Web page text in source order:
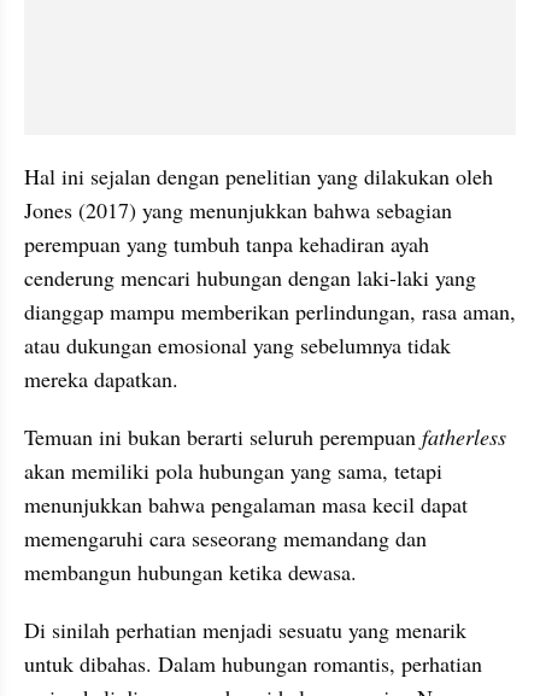
Hal ini sejalan dengan penelitian yang dilakukan oleh
Jones (2017) yang menunjukkan bahwa sebagian
perempuan yang tumbuh tanpa kehadiran ayah
cenderung mencari hubungan dengan laki-laki yang
dianggap mampu memberikan perlindungan, rasa aman,
atau dukungan emosional yang sebelumnya tidak
mereka dapatkan.
Temuan ini bukan berarti seluruh perempuan fatherless
akan memiliki pola hubungan yang sama, tetapi
menunjukkan bahwa pengalaman masa kecil dapat
memengaruhi cara seseorang memandang dan
membangun hubungan ketika dewasa.
Di sinilah perhatian menjadi sesuatu yang menarik
untuk dibahas. Dalam hubungan romantis, perhatian